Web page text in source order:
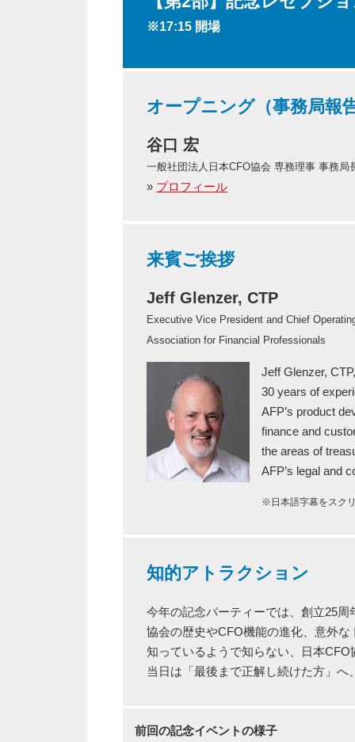
※17:15 開場
オープニング（事務局報
谷口 宏
一般社団法人日本CFO協会 専務理事 事務局
» プロフィール
来賓ご挨拶
Jeff Glenzer, CTP
Executive Vice President and Chief
Association for Financial Professionals
Jeff Glenzer,
30 years of
AFP’s product
finance and
the areas of
AFP’s legal and
※日本語字幕をスク
知的アトラクション
今年の記念パーティーでは、創立25
協会の歴史やCFO機能の進化、意外
知っているようで知らない、日本CFO
当日は「最後まで正解し続けた方」
前回の記念イベントの様子